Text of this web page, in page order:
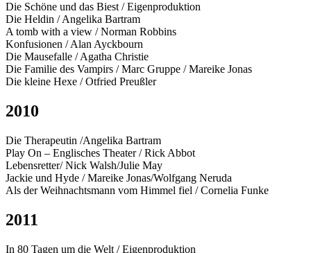
Die Schöne und das Biest / Eigenproduktion
Die Heldin / Angelika Bartram
A tomb with a view / Norman Robbins
Konfusionen / Alan Ayckbourn
Die Mausefalle / Agatha Christie
Die Familie des Vampirs / Marc Gruppe / Mareike Jonas
Die kleine Hexe / Otfried Preußler
2010
Die Therapeutin /Angelika Bartram
Play On – Englisches Theater / Rick Abbot
Lebensretter/ Nick Walsh/Julie May
Jackie und Hyde / Mareike Jonas/Wolfgang Neruda
Als der Weihnachtsmann vom Himmel fiel / Cornelia Funke
2011
In 80 Tagen um die Welt / Eigenproduktion